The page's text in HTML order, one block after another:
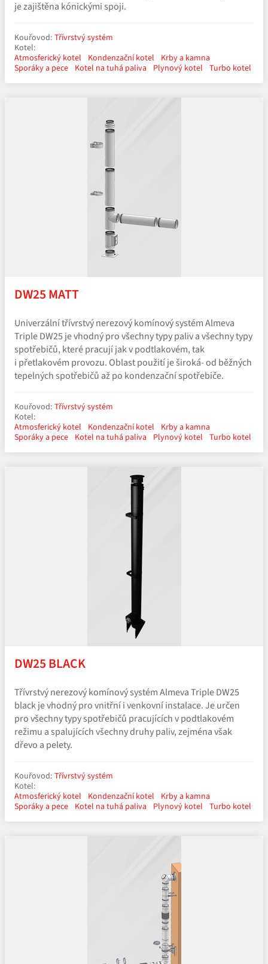
je zajištěna kónickými spoji.
Kouřovod: Třívrstvý systém
Kotel:
Atmosferický kotel
Kondenzační kotel
Krby a kamna
Sporáky a pece Kotel na tuhá paliva Plynový kotel Turbo kotel
DW25 MATT
Univerzální třívrstvý nerezový komínový systém Almeva
Triple DW25 je vhodný pro všechny typy paliv a všechny typy
spotřebičů, které pracují jak v podtlakovém, tak
i přetlakovém provozu. Oblast použití je široká- od běžných
tepelných spotřebičů až po kondenzační spotřebiče.
Kouřovod: Třívrstvý systém
Kotel:
Atmosferický kotel
Kondenzační kotel
Krby a kamna
Sporáky a pece Kotel na tuhá paliva Plynový kotel Turbo kotel
DW25 BLACK
Třívrstvý nerezový komínový systém Almeva Triple DW25
black je vhodný pro vnitřní i venkovní instalace. Je určen
pro všechny typy spotřebičů pracujících v podtlakovém
režimu a spalujících všechny druhy paliv, zejména však
dřevo a pelety.
Kouřovod: Třívrstvý systém
Kotel:
Atmosferický kotel
Kondenzační kotel
Krby a kamna
Sporáky a pece Kotel na tuhá paliva Plynový kotel Turbo kotel